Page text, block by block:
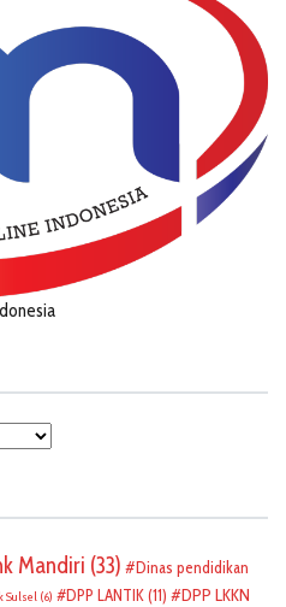
Mandiri (33)
Dinas pendidikan
Sulsel (6) DPP LANTIK(11)
DPP LKKN